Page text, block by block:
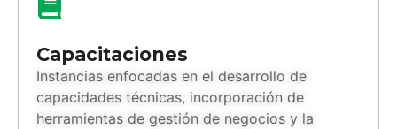
Capacitaciones
Instancias enfocadas en el desarrollo de
capacidades técnicas, incorporación de
herramientas de gestión de negocios y la